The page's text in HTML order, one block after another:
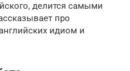
делится самыми
про
идиом и